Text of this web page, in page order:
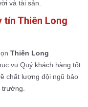
và tài sản.
tín Thiên Long
Thiên Long
vụ Quý khách hàng tốt
chất lượng đội ngũ bảo